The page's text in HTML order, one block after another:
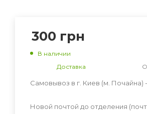
300 грн
В наличии
Доставка
Самовывоз в г. Киев (м. Почайна) -
Новой почтой до отделения